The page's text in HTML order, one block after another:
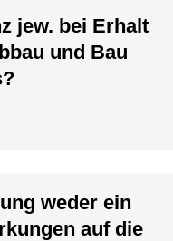
jew. bei Erhalt
und Bau
weder ein
auf die